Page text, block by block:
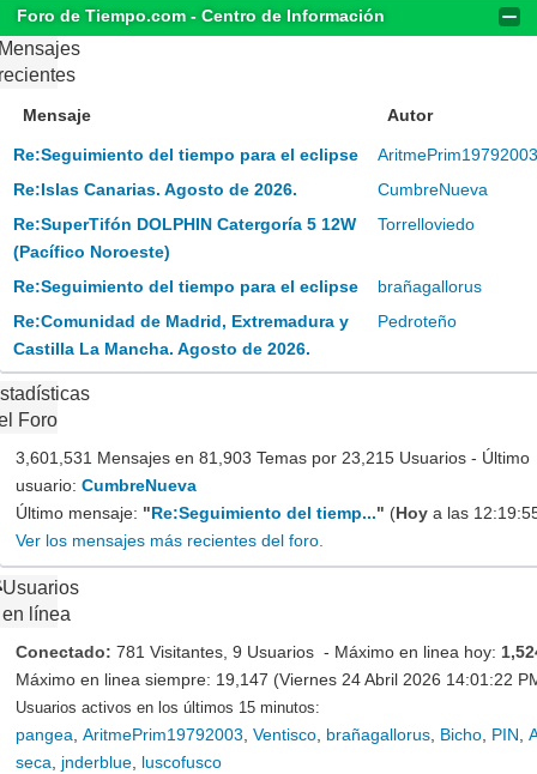
Foro de Tiempo.com - Centro de Información
Mensaje Autor
Re:Seguimiento del tiempo para el eclipse
AritmePrim19792003
Re:Islas Canarias. Agosto de 2026.
CumbreNueva
Re:SuperTifón DOLPHIN Catergoría 5 12W
(Pacífico Noroeste)
Torrelloviedo
Re:Seguimiento del tiempo para el eclipse
brañagallorus
Re:Comunidad de Madrid, Extremadura y
Castilla La Mancha. Agosto de 2026.
Pedroteño
Foro
3,601,531 Mensajes en 81,903 Temas por 23,215 Usuarios - Último
usuario: CumbreNueva
Último mensaje: "Re:Seguimiento del tiemp..." (Hoy a las
Ver los mensajes más recientes del foro.
Usuarios
en línea
Conectado: 781 Visitantes, 9 Usuarios - Máximo en linea hoy:
Máximo en linea siempre: 19,147 (Viernes 24 Abril 2026 14:01:22
Usuarios activos en los últimos 15 minutos:
pangea AritmePrim19792003 Ventisco brañagallorus Bicho PIN
seca
jnderblue luscofusco